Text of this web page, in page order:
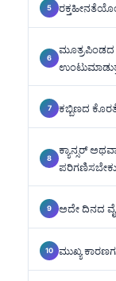
ಕಬ್ಬಿಣದ
ಕ್ಯಾನ್ಸರ್
ಪರಿಗಣಿಸಬೇಕು
ಅದೇ ದಿನದ
ಮುಖ್ಯ